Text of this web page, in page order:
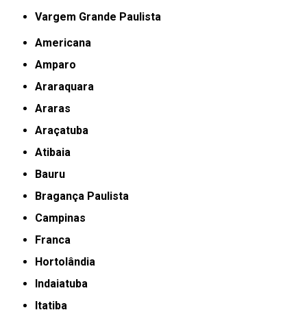
Vargem Grande Paulista
Americana
Amparo
Araraquara
Araras
Araçatuba
Atibaia
Bauru
Bragança Paulista
Campinas
Franca
Hortolândia
Indaiatuba
Itatiba